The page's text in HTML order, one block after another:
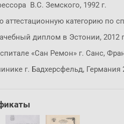
В.С. Земского, 1992 г.
категорию по
диплом в Эстонии, 2012
«Сан Ремон» г. Санс,
г. Бадхерсфельд, Германия